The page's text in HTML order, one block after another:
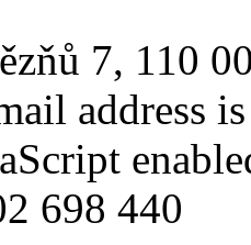
7, 110
address
698 440